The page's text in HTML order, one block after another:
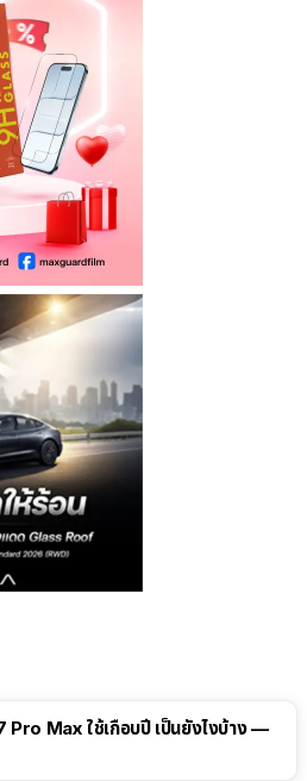
Pro Max ใช้เกือบปี เป็นยังไงบ้าง —